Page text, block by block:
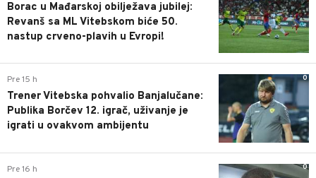
Borac u Mađarskoj obilježava jubilej:
Revanš sa ML Vitebskom biće 50.
nastup crveno-plavih u Evropi!
0
Pre 15 h
Trener Vitebska pohvalio Banjalučane:
Publika Borčev 12. igrač, uživanje je
igrati u ovakvom ambijentu
0
Pre 16 h